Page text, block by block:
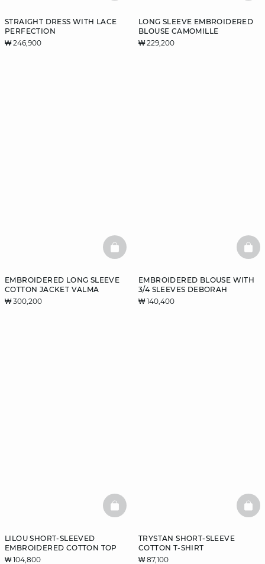
STRAIGHT DRESS WITH LACE
PERFECTION
₩ 246,900
LONG SLEEVE EMBROIDERED
BLOUSE CAMOMILLE
₩ 229,200
EMBROIDERED LONG SLEEVE
COTTON JACKET VALMA
₩ 300,200
BASKETFULL
EMBROIDERED BLOUSE WITH
3/4 SLEEVES DEBORAH
₩ 140,400
LILOU SHORT-SLEEVED
EMBROIDERED COTTON TOP
₩ 104,800
BASKETFULL
TRYSTAN SHORT-SLEEVE
COTTON T-SHIRT
₩ 87,100